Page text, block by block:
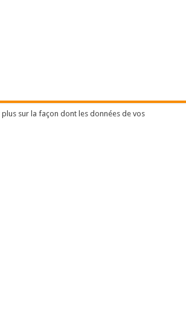
plus sur la façon dont les données de vos